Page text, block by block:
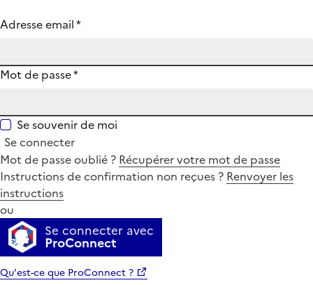
Adresse email*
Mot de passe*
Se souvenir de moi
Se connecter
Mot de passe oublié ? Récupérer votre mot de passe
Instructions de confirmation non reçues ? Renvoyer les
instructions
ou
Se connecter avec
ProConnect
Qu'est-ce que ProConnect ?